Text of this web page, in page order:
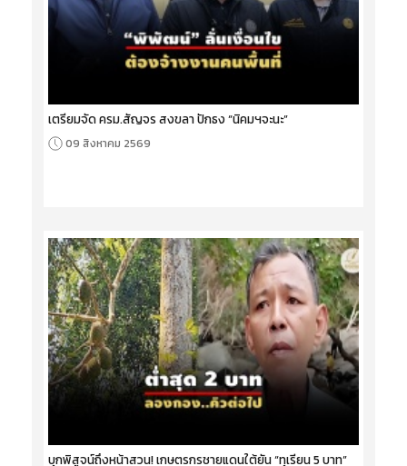
เตรียมจัด ครม.สัญจร สงขลา ปักธง “นิคมฯจะนะ”
09 สิงหาคม 2569
บุกพิสูจน์ถึงหน้าสวน! เกษตรกรชายแดนใต้ยัน “ทุเรียน 5 บาท”